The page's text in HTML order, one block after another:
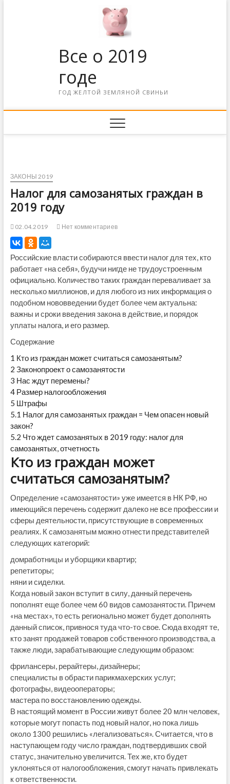
Все о 2019
годе
ГОД ЖЕЛТОЙ ЗЕМЛЯНОЙ СВИНЬИ
ЗАКОНЫ 2019
Налог для самозанятых граждан в
2019 году
02.04.2019 Нет комментариев
Российские власти собираются ввести налог для тех, кто
работает «на себя», будучи нигде не трудоустроенным
официально. Количество таких граждан переваливает за
несколько миллионов, и для любого из них информация о
подобном нововведении будет более чем актуальна:
важны и сроки введения закона в действие, и порядок
уплаты налога, и его размер.
Содержание
1 Кто из граждан может считаться самозанятым?
2 Законопроект о самозанятости
3 Нас ждут перемены?
4Размер налогообложения
5 Штрафы
5.1 Налог для самозанятых граждан = Чем опасен новый
закон?
5.2 Что ждет самозанятых в 2019 году: налог для
самозанятых, отчетность
Кто из граждан может
считаться самозанятым?
Определение «самозанятости» уже имеется в НК РФ, но
имеющийся перечень содержит далеко не все профессии и
сферы деятельности, присутствующие в современных
реалиях. К самозанятым можно отнести представителей
следующих категорий:
домработницы и уборщики квартир;
репетиторы;
няни и сиделки.
Когда новый закон вступит в силу, данный перечень
пополнят еще более чем 60 видов самозанятости. Причем
«на местах», то есть регионально может будет дополнять
данный список, привнося туда что-то свое. Сюда входят те,
кто занят продажей товаров собственного производства, а
также люди, зарабатывающие следующим образом:
фрилансеры, рерайтеры, дизайнеры;
специалисты в обрасти парикмахерских услуг;
фотографы, видеооператоры;
мастера по восстановлению одежды.
В настоящий момент в России живут более 20 млн человек,
которые могут попасть под новый налог, но пока лишь
около 1300 решились «легализоваться». Считается, что в
наступающем году число граждан, подтвердивших свой
статус, значительно увеличится. Тех же, кто будет
уклоняться от налогообложения, смогут начать привлекать
к ответственности.